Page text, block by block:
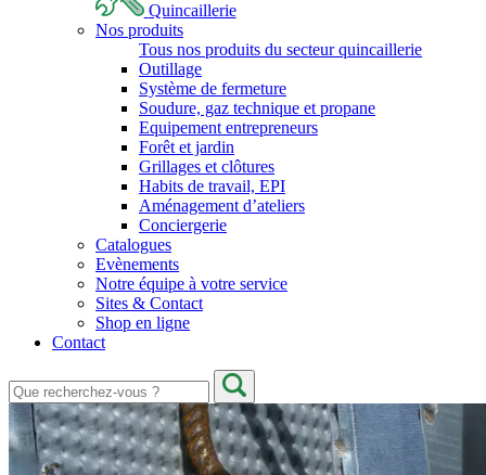
Quincaillerie
Nos produits
Tous nos produits du secteur quincaillerie
Outillage
Système de fermeture
Soudure, gaz technique et propane
Equipement entrepreneurs
Forêt et jardin
Grillages et clôtures
Habits de travail, EPI
Aménagement d’ateliers
Conciergerie
Catalogues
Evènements
Notre équipe à votre service
Sites & Contact
Shop en ligne
Contact